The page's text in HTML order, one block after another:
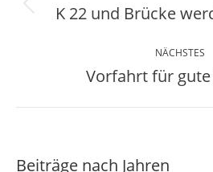
K 22 und Brücke
NÄCHSTES
Vorfahrt für
Beiträge nach Jahren